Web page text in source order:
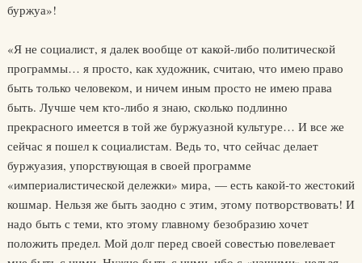
буржуа»!
«Я не социалист, я далек вообще от какой-либо политической
программы… я просто, как художник, считаю, что имею право
быть только человеком, и ничем иным просто не имею права
быть. Лучше чем кто-либо я знаю, сколько подлинно
прекрасного имеется в той же буржуазной культуре… И все же
сейчас я пошел к социалистам. Ведь то, что сейчас делает
буржуазия, упорствующая в своей программе
«империалистической дележки» мира, — есть какой-то жестокий
кошмар. Нельзя же быть заодно с этим, этому потворствовать! И
надо быть с теми, кто этому главному безобразию хочет
положить предел. Мой долг перед своей совестью повелевает